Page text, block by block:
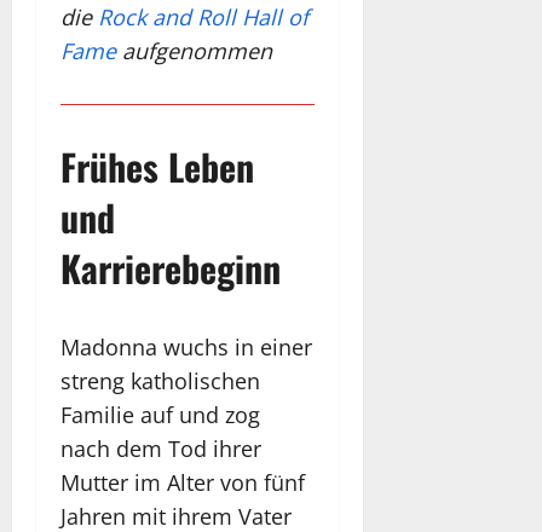
die Rock and Roll Hall of
Fameaufgenommen
Frühes Leben
und
Karrierebeginn
Madonna wuchs in einer
streng katholischen
Familie auf und zog
nach dem Tod ihrer
Mutter im Alter von fünf
Jahren mit ihrem Vater